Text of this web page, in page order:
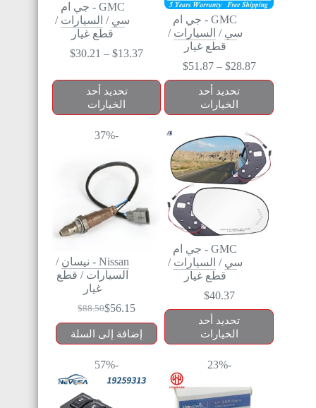
GMC - جي ام
سي / السيارات /
قطع غيار
$28.87
–
$51.87
تحديد أحد
الخيارات
GMC - جي ام
سي / السيارات /
قطع غيار
$13.37
–
$30.21
تحديد أحد
الخيارات
GMC - جي ام
سي / السيارات /
قطع غيار
$40.37
تحديد أحد
الخيارات
-37%
Nissan - نيسان
/
السيارات / قطع
غيار
$88.50$56.15
إضافة إلى السلة
-23%
-57%